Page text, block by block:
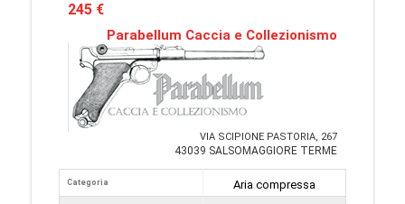
245 €
Parabellum Caccia e Collezionismo
VIA SCIPIONE PASTORIA, 267
43039 SALSOMAGGIORE TERME
Categoria
Aria compressa